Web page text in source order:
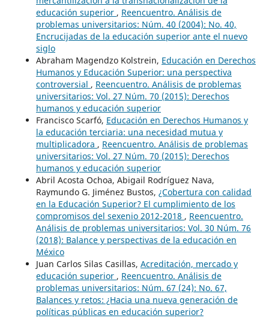
educación superior , Reencuentro. Análisis de
problemas universitarios: Núm. 40 (2004): No. 40,
Encrucijadas de la educación superior ante el nuevo
siglo
Abraham Magendzo Kolstrein, Educación en Derechos
Humanos y Educación Superior: una perspectiva
controversial , Reencuentro. Análisis de problemas
universitarios: Vol. 27 Núm. 70 (2015): Derechos
humanos y educación superior
Francisco Scarfó, Educación en Derechos Humanos y
la educación terciaria: una necesidad mutua y
multiplicadora , Reencuentro. Análisis de problemas
universitarios: Vol. 27 Núm. 70 (2015): Derechos
humanos y educación superior
Abril Acosta Ochoa, Abigail Rodríguez Nava,
Raymundo G. Jiménez Bustos, ¿Cobertura con calidad
en la Educación Superior? El cumplimiento de los
compromisos del sexenio 2012-2018 , Reencuentro.
Análisis de problemas universitarios: Vol. 30 Núm. 76
(2018): Balance y perspectivas de la educación en
México
Juan Carlos Silas Casillas, Acreditación, mercado y
educación superior , Reencuentro. Análisis de
problemas universitarios: Núm. 67 (24): No. 67,
Balances y retos: ¿Hacia una nueva generación de
políticas públicas en educación superior?